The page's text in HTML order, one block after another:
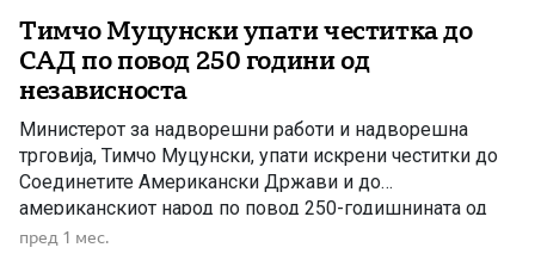
Тимчо Муцунски упати честитка до
САД по повод 250 години од
независноста
Министерот за надворешни работи и надворешна
трговија, Тимчо Муцунски, упати искрени честитки до
Соединетите Американски Држави и до
американскиот народ по повод 250-годишнината од
независноста. Тој истакна дека пријателството,
пред 1 мес.